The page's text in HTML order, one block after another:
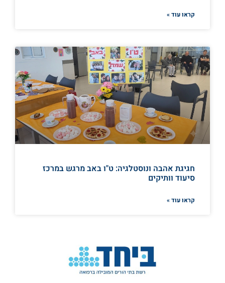
קראו עוד »
חגיגת אהבה ונוסטלגיה: ט"ו באב מרגש במרכז
סיעוד וותיקים
קראו עוד »